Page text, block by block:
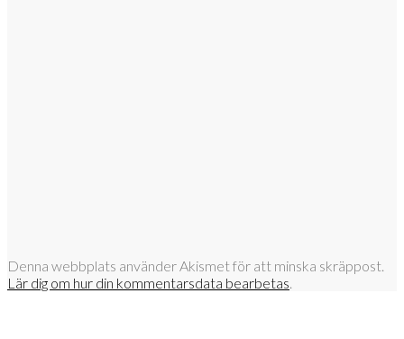
Denna webbplats använder Akismet för att minska skräppost.
Lär dig om hur din kommentarsdata bearbetas.